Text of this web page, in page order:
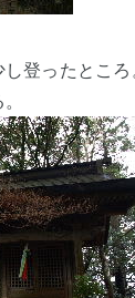
登ったところ